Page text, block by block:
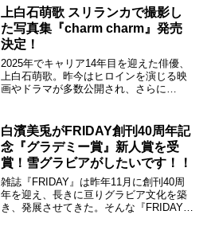
き立てる』発売記念記者会見中田は17歳
で乃木坂...
上白石萌歌 スリランカで撮影し
た写真集『charm charm』発売
決定！
2025年でキャリア14年目を迎えた俳優、
上白石萌歌。昨今はヒロインを演じる映
画やドラマが多数公開され、さらに
る。上白石萌歌 写真集『charm charm』
／Ⓒ...
白濱美兎がFRIDAY創刊40周年記
念『グラデミー賞』新人賞を受
賞！雪グラビアがしたいです！！
雑誌『FRIDAY』は昨年11月に創刊40周
年を迎え、長きに亘りグラビア文化を築
き、発展させてきた。そんな『FRIDAY』